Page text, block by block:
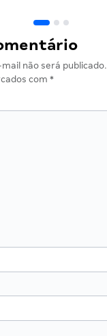
não será publicado.
com *